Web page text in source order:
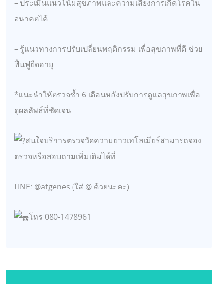
– ประเมินแนวโน้มสุขภาพและความเสี่ยงการเกิดโรคใน
อนาคตได้
– รู้แนวทางการปรับเปลี่ยนพฤติกรรม เพื่อสุขภาพที่ดี ช่วย
ฟื้นฟูยืดอายุ
*แนะนำให้ตรวจซ้ำ 6 เดือนหลังปรับการดูแลสุขภาพเพื่อ
ดูผลลัพธ์ที่ชัดเจน
สนใจบริการตรวจวัดความยาวเทโลเมียร์สามารถจอง
ตรวจหรือสอบถามเพิ่มเติมได้ที่
LINE: @atgenes (ใส่ @ ด้วยนะคะ)
โทร 080-1478961